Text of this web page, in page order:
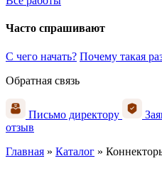
Часто спрашивают
С чего начать? Почему такая
Обратная связь
Письмо директору
отзыв
Главная » Каталог »